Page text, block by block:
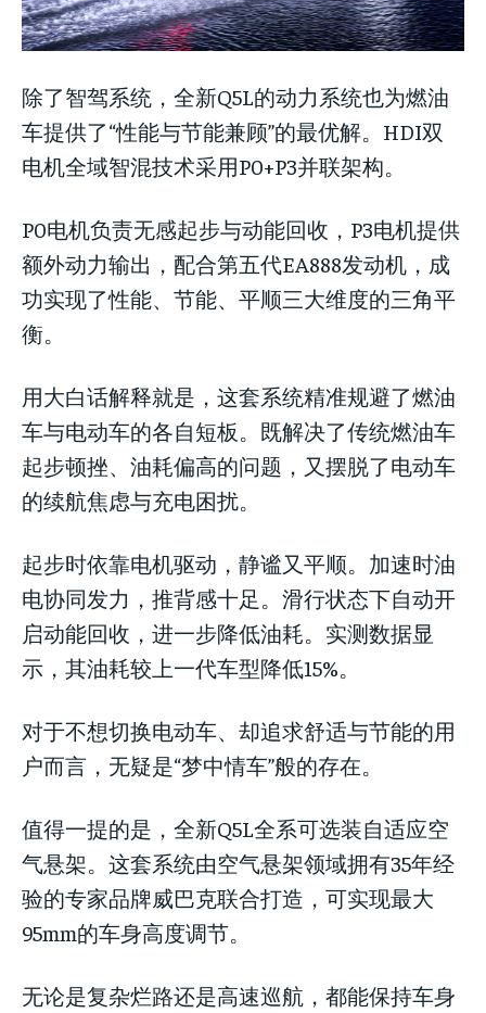
除了智驾系统，全新Q5L的动力系统也为燃油
车提供了“性能与节能兼顾”的最优解。HDI双
电机全域智混技术采用P0+P3并联架构。
P0电机负责无感起步与动能回收，P3电机提供
额外动力输出，配合第五代EA888发动机，成
功实现了性能、节能、平顺三大维度的三角平
衡。
用大白话解释就是，这套系统精准规避了燃油
车与电动车的各自短板。既解决了传统燃油车
起步顿挫、油耗偏高的问题，又摆脱了电动车
的续航焦虑与充电困扰。
起步时依靠电机驱动，静谧又平顺。加速时油
电协同发力，推背感十足。滑行状态下自动开
启动能回收，进一步降低油耗。实测数据显
示，其油耗较上一代车型降低15%。
对于不想切换电动车、却追求舒适与节能的用
户而言，无疑是“梦中情车”般的存在。
值得一提的是，全新Q5L全系可选装自适应空
气悬架。这套系统由空气悬架领域拥有35年经
验的专家品牌威巴克联合打造，可实现最大
95mm的车身高度调节。
无论是复杂烂路还是高速巡航，都能保持车身